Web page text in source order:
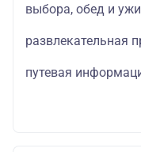
выбора, обед и
развлекательная
путевая